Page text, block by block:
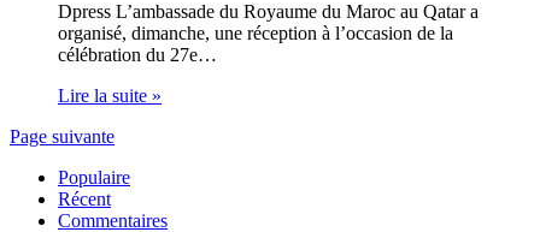
Dpress L’ambassade du Royaume du Maroc au Qatar a
organisé, dimanche, une réception à l’occasion de la
célébration du 27e…
Lire la suite »
Page suivante
Populaire
Récent
Commentaires